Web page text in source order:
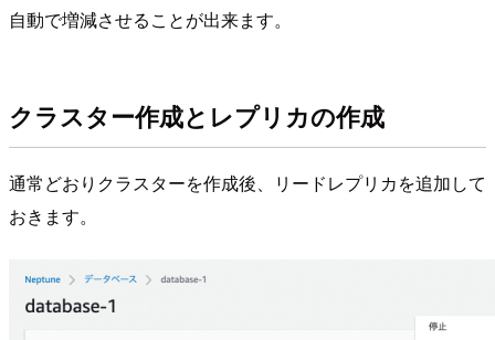
自動で増減させることが出来ます。
クラスター作成とレプリカの作成
通常どおりクラスターを作成後、リードレプリカを追加して
おきます。